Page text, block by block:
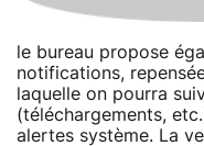
le bureau propose
notifications,
laquelle on pourra
(téléchargements,
alertes système. La